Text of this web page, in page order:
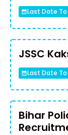
Last Date To
JSSC
Last Date To
Bihar